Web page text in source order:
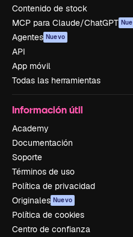
Contenido de stock
MCP para Claude/ChatGPT
Agentes Nuevo
API
App móvil
Todas las herramientas
Información útil
Academy
Documentación
Soporte
Términos de uso
Política de privacidad
Originales Nuevo
Política de cookies
Centro de confianza